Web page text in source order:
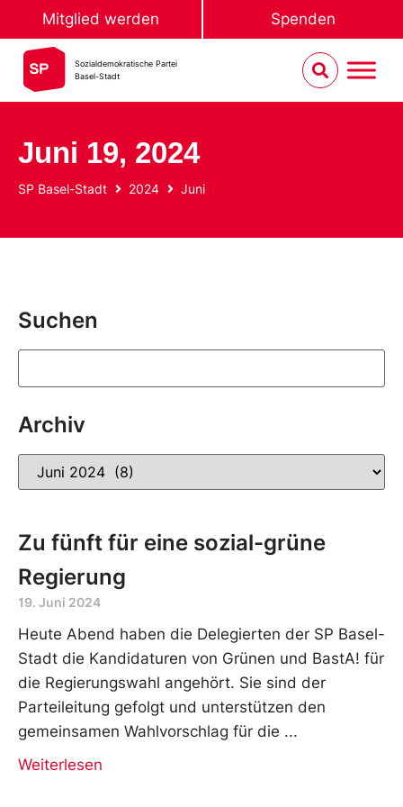
Mitglied werden Spenden
Sozialdemokratische Partei
Basel-Stadt
Juni 19, 2024
SP Basel-Stadt 2024 Juni
Suchen
Archiv
Zu fünft für eine sozial-grüne
Regierung
19. Juni 2024
Heute Abend haben die Delegierten der SP Basel-
Stadt die Kandidaturen von Grünen und BastA! für
die Regierungswahl angehört. Sie sind der
Parteileitung gefolgt und unterstützen den
gemeinsamen Wahlvorschlag für die
Weiterlesen